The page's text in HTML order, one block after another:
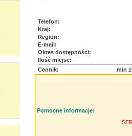
Telefon:
Kraj:
Region:
E-mail:
Okres dostępności:
Ilość miejsc:
Cennik:
min
Pomocne informacje: